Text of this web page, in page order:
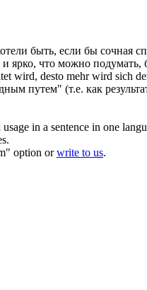
быть, если бы сочная
и ярко, что можно
wird, desto mehr wird sich
путем" (т.е. как
in a sentence in one
option orwrite to us.